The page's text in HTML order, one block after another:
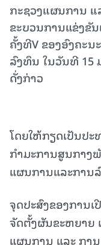
ກະຊວງແຜນການ
ຂະບວນການແຂ່ງຂັ
ຄັ້ງທີV ຂອງອົງຄະ
ລົງທຶນ ໃນວັນທີ 15
ດັ່ງກ່າວ
ໂດຍໃຫ້ກຽດເປັນປ
ກຳມະການສູນກາງ
ແຜນການແລະການ
ຈຸດປະສົງຂອງການ
ຈັດຕັ້ງຜັນຂະຫຍາຍ
ແຜນການ ແລະ ກາ